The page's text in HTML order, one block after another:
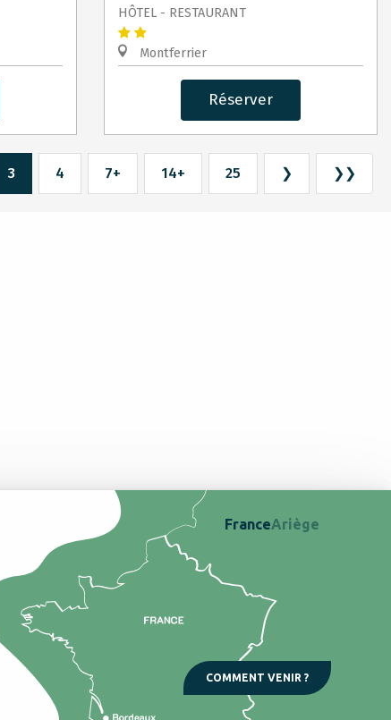
HÔTEL - RESTAURANT
Montferrier
Réserver
3 4 7+ 14+ 25 ❯ ❯❯
COMMENT VENIR ?
FranceAriège